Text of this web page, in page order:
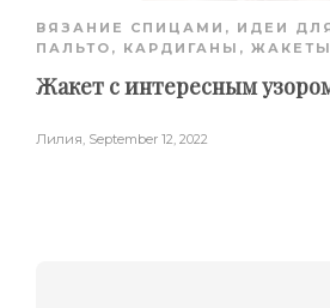
ВЯЗАНИЕ СПИЦАМИ , ИДЕИ
ПАЛЬТО, КАРДИГАНЫ, ЖАКЕТЫ
Жакет с интересным
Лилия, September 12, 2022